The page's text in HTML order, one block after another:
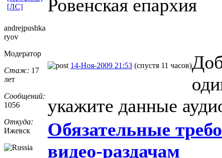
Ровенская епархия
[ЛС]
andrejpushka
ryov
Модератор
Стаж: 17
лет
Сообщений:
1056
Откуда:
Ижевск
14-Ноя-2009 21:53 (спустя 11 часов)
укажите данные
Обязательные
видео-раздачам